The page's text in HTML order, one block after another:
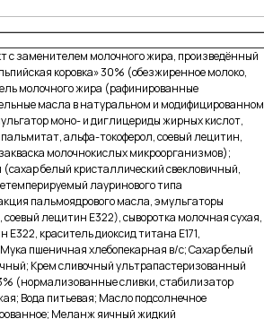
с заменителем молочного жира, произведённый
коровка» 30% (обезжиренное молоко,
молочного жира (рафинированные
масла в натуральном и модифицированном
моно- и диглицериды жирных кислот,
альфа-токоферол, соевый лецитин,
молочнокислых микроорганизмов);
белый кристаллический свекловичный,
лауринового типа
пальмоядрового масла, эмульгаторы
лецитин Е322), сыворотка молочная сухая,
краситель диоксид титана Е171,
пшеничная хлебопекарная в/с; Сахар белый
Крем сливочный ультрапастеризованный
(нормализованные сливки, стабилизатор
Вода питьевая; Масло подсолнечное
Меланж яичный жидкий